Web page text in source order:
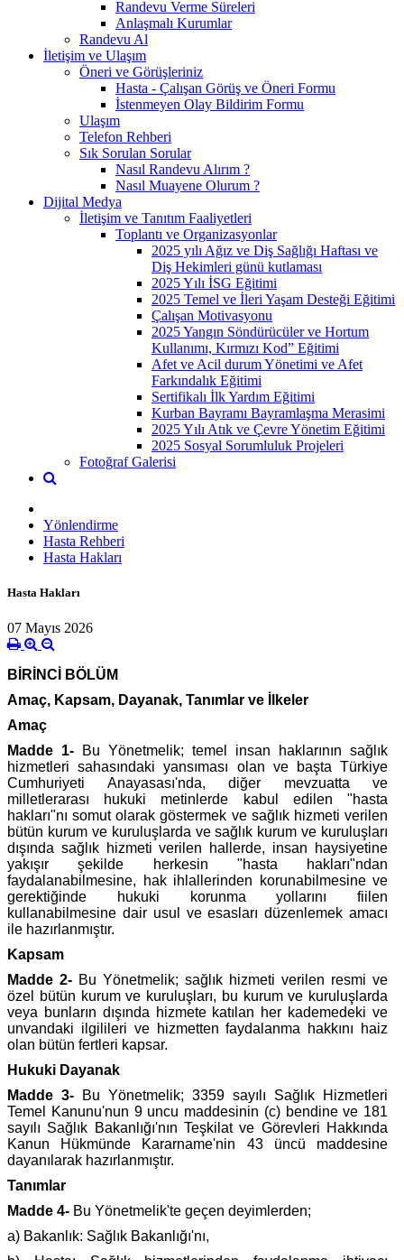
Randevu Verme Süreleri
Anlaşmalı Kurumlar
Randevu Al
İletişim ve Ulaşım
Öneri ve Görüşleriniz
Hasta - Çalışan Görüş ve Öneri Formu
İstenmeyen Olay Bildirim Formu
Ulaşım
Telefon Rehberi
Sık Sorulan Sorular
Nasıl Randevu Alırım ?
Nasıl Muayene Olurum ?
Dijital Medya
İletişim ve Tanıtım Faaliyetleri
Toplantı ve Organizasyonlar
2025 yılı Ağız ve Diş Sağlığı Haftası ve
Diş Hekimleri günü kutlaması
2025 Yılı İSG Eğitimi
2025 Temel ve İleri Yaşam Desteği Eğitimi
Çalışan Motivasyonu
2025 Yangın Söndürücüler ve Hortum
Kullanımı, Kırmızı Kod” Eğitimi
Afet ve Acil durum Yönetimi ve Afet
Farkındalık Eğitimi
Sertifikalı İlk Yardım Eğitimi
Kurban Bayramı Bayramlaşma Merasimi
2025 Yılı Atık ve Çevre Yönetim Eğitimi
2025 Sosyal Sorumluluk Projeleri
Fotoğraf Galerisi
Yönlendirme
Hasta Rehberi
Hasta Hakları
Hasta Hakları
07 Mayıs 2026
BİRİNCİ BÖLÜM
Amaç, Kapsam, Dayanak, Tanımlar ve İlkeler
Amaç
Madde 1- Bu Yönetmelik; temel insan haklarının sağlık
hizmetleri sahasındaki yansıması olan ve başta Türkiye
Cumhuriyeti Anayasası'nda, diğer mevzuatta ve
milletlerarası hukuki metinlerde kabul edilen "hasta
hakları"nı somut olarak göstermek ve sağlık hizmeti verilen
bütün kurum ve kuruluşlarda ve sağlık kurum ve kuruluşları
dışında sağlık hizmeti verilen hallerde, insan haysiyetine
yakışır şekilde herkesin "hasta hakları"ndan
faydalanabilmesine, hak ihlallerinden korunabilmesine ve
gerektiğinde hukuki korunma yollarını fiilen
kullanabilmesine dair usul ve esasları düzenlemek amacı
ile hazırlanmıştır.
Kapsam
Madde 2- Bu Yönetmelik; sağlık hizmeti verilen resmi ve
özel bütün kurum ve kuruluşları, bu kurum ve kuruluşlarda
veya bunların dışında hizmete katılan her kademedeki ve
unvandaki ilgilileri ve hizmetten faydalanma hakkını haiz
olan bütün fertleri kapsar.
Hukuki Dayanak
Madde 3- Bu Yönetmelik; 3359 sayılı Sağlık Hizmetleri
Temel Kanunu'nun 9 uncu maddesinin (c) bendine ve 181
sayılı Sağlık Bakanlığı'nın Teşkilat ve Görevleri Hakkında
Kanun Hükmünde Kararname'nin 43 üncü maddesine
dayanılarak hazırlanmıştır.
Tanımlar
Madde 4- Bu Yönetmelik'te geçen deyimlerden;
a) Bakanlık: Sağlık Bakanlığı'nı,